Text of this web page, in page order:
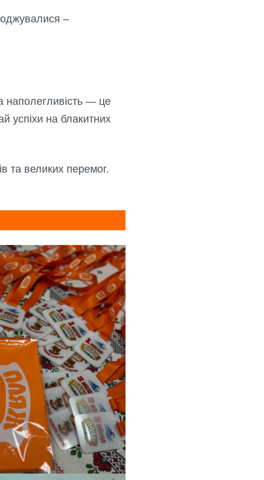
–
наполегливість — це
успіхи на блакитних
та великих перемог.